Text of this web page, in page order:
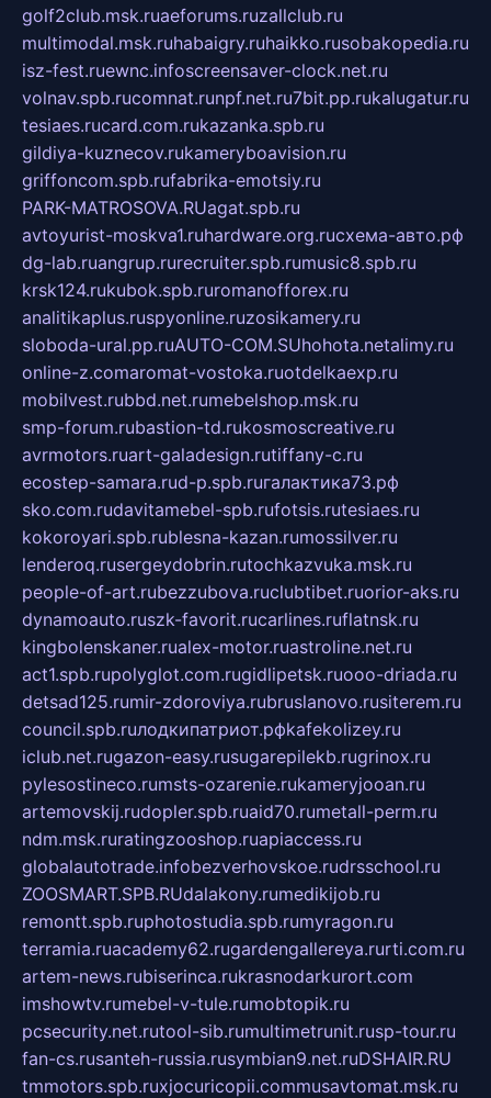
golf2club.msk.ruaeforums.ruzallclub.ru
multimodal.msk.ruhabaigry.ruhaikko.rusobakopedia.ru
isz-fest.ruewnc.infoscreensaver-clock.net.ru
volnav.spb.rucomnat.runpf.net.ru7bit.pp.rukalugatur.ru
tesiaes.rucard.com.rukazanka.spb.ru
gildiya-kuznecov.rukameryboavision.ru
griffoncom.spb.rufabrika-emotsiy.ru
PARK-MATROSOVA.RUagat.spb.ru
avtoyurist-moskva1.ruhardware.org.ruсхема-авто.рф
dg-lab.ruangrup.rurecruiter.spb.rumusic8.spb.ru
krsk124.rukubok.spb.ruromanofforex.ru
analitikaplus.ruspyonline.ruzosikamery.ru
sloboda-ural.pp.ruAUTO-COM.SUhohota.netalimy.ru
online-z.comaromat-vostoka.ruotdelkaexp.ru
mobilvest.rubbd.net.rumebelshop.msk.ru
smp-forum.rubastion-td.rukosmoscreative.ru
avrmotors.ruart-galadesign.rutiffany-c.ru
ecostep-samara.rud-p.spb.ruгалактика73.рф
sko.com.rudavitamebel-spb.rufotsis.rutesiaes.ru
kokoroyari.spb.rublesna-kazan.rumossilver.ru
lenderoq.rusergeydobrin.rutochkazvuka.msk.ru
people-of-art.rubezzubova.ruclubtibet.ruorior-aks.ru
dynamoauto.ruszk-favorit.rucarlines.ruflatnsk.ru
kingbolenskaner.rualex-motor.ruastroline.net.ru
act1.spb.rupolyglot.com.rugidlipetsk.ruooo-driada.ru
detsad125.rumir-zdoroviya.rubruslanovo.rusiterem.ru
council.spb.ruлодкипатриот.рфkafekolizey.ru
iclub.net.rugazon-easy.rusugarepilekb.rugrinox.ru
pylesostineco.rumsts-ozarenie.rukameryjooan.ru
artemovskij.rudopler.spb.ruaid70.rumetall-perm.ru
ndm.msk.ruratingzooshop.ruapiaccess.ru
globalautotrade.infobezverhovskoe.rudrsschool.ru
ZOOSMART.SPB.RUdalakony.rumedikijob.ru
remontt.spb.ruphotostudia.spb.rumyragon.ru
terramia.ruacademy62.rugardengallereya.rurti.com.ru
artem-news.rubiserinca.rukrasnodarkurort.com
imshowtv.rumebel-v-tule.rumobtopik.ru
pcsecurity.net.rutool-sib.rumultimetrunit.rusp-tour.ru
fan-cs.rusanteh-russia.rusymbian9.net.ruDSHAIR.RU
tmmotors.spb.ruxjocuricopii.commusavtomat.msk.ru